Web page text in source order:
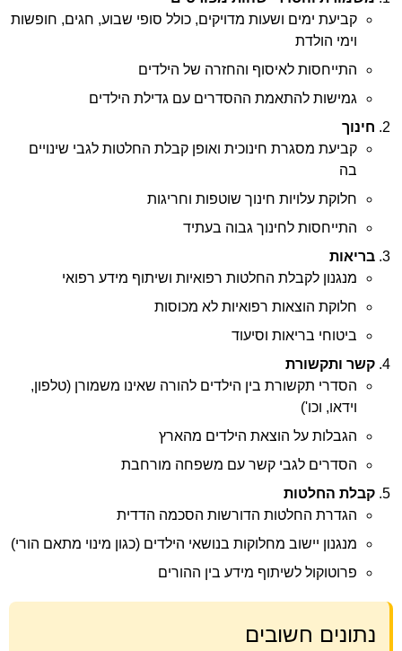
קביעת ימים ושעות מדויקים, כולל סופי שבוע, חגים, חופשות
וימי הולדת
התייחסות לאיסוף והחזרה של הילדים
גמישות להתאמת ההסדרים עם גדילת הילדים
חינוך
קביעת מסגרת חינוכית ואופן קבלת החלטות לגבי שינויים
בה
חלוקת עלויות חינוך שוטפות וחריגות
התייחסות לחינוך גבוה בעתיד
בריאות
מנגנון לקבלת החלטות רפואיות ושיתוף מידע רפואי
חלוקת הוצאות רפואיות לא מכוסות
ביטוחי בריאות וסיעוד
קשר ותקשורת
הסדרי תקשורת בין הילדים להורה שאינו משמורן (טלפון,
וידאו, וכו')
הגבלות על הוצאת הילדים מהארץ
הסדרים לגבי קשר עם משפחה מורחבת
קבלת החלטות
הגדרת החלטות הדורשות הסכמה הדדית
מנגנון יישוב מחלוקות בנושאי הילדים (כגון מינוי מתאם הורי)
פרוטוקול לשיתוף מידע בין ההורים
נתונים חשובים